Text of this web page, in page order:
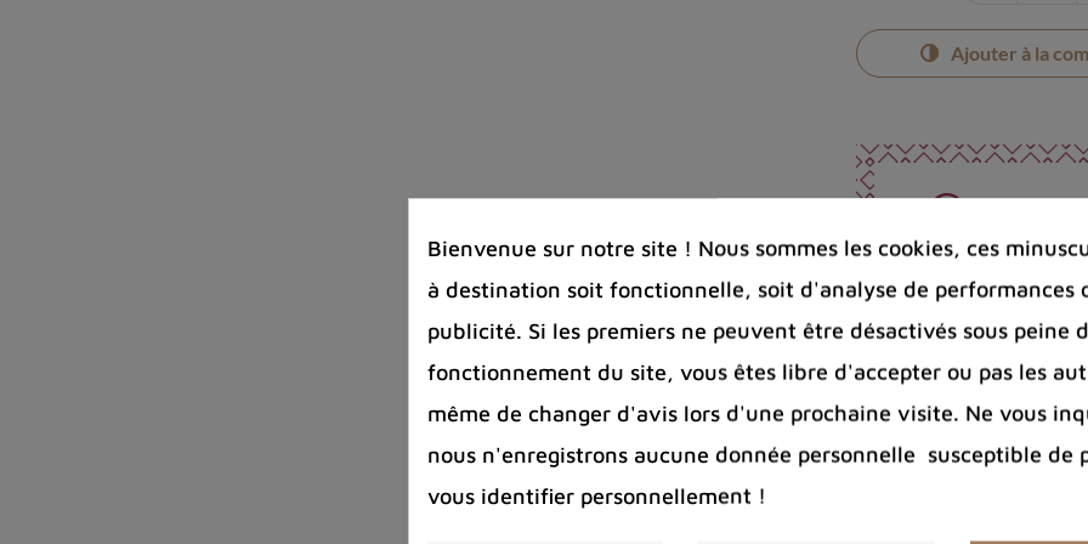
Ajouter à la
Photos
Port offert
100 € pour
Entreprise
Bijoux
Partager :
Bienvenue sur notre site ! Nous sommes les cookies, ces
à destination soit fonctionnelle, soit d'analyse de performances
publicité. Si les premiers ne peuvent être désactivés sous peine
fonctionnement du site, vous êtes libre d'accepter ou pas les
même de changer d'avis lors d'une prochaine visite. Ne vous
nous n'enregistrons aucune donnée personnelle susceptible de
vous identifier personnellement !